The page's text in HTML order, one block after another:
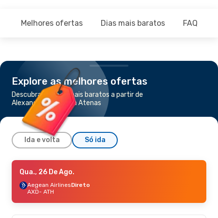
Melhores ofertas Dias mais baratos FAQ
Explore as melhores ofertas
Descubra os voos mais baratos a partir de
Alexandroupolis para Atenas
Ida e volta Só ida
Dom., 6 De Set.- Ter., 8 De Set.
Aegean AirlinesDireto
AXD- ATH
ATH- AXD
Qua., 26 De Ago.
Aegean AirlinesDireto
AXD- ATH